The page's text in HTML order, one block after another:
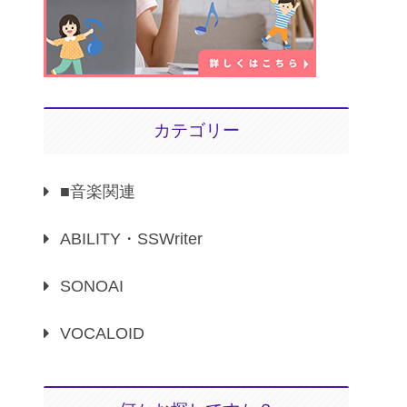
カテゴリー
■音楽関連
ABILITY・SSWriter
SONOAI
VOCALOID